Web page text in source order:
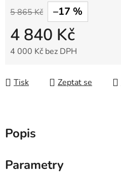
5 865 Kč –17 %
4 840 Kč
4 000 Kč bez DPH
Tisk
Zeptat se
Popis
Parametry